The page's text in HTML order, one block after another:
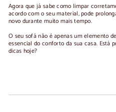
Agora que já sabecomo limpar
acordo com o seu material, pode
novo durante muito mais tempo.
O seu sofá não é apenas um elemento
essencial do conforto da sua casa. Está
dicas hoje?